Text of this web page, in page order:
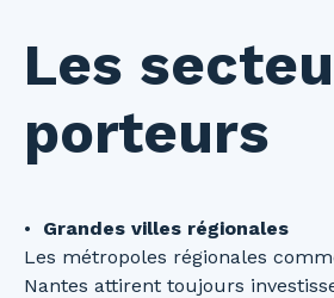
Les
porteurs
Grandes villes régionales
Les métropoles régionales
Nantes attirent toujours